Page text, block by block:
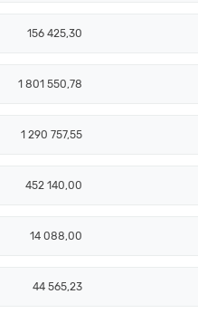
156 425,30
1 801 550,78
1 290 757,55
452 140,00
14 088,00
44 565,23